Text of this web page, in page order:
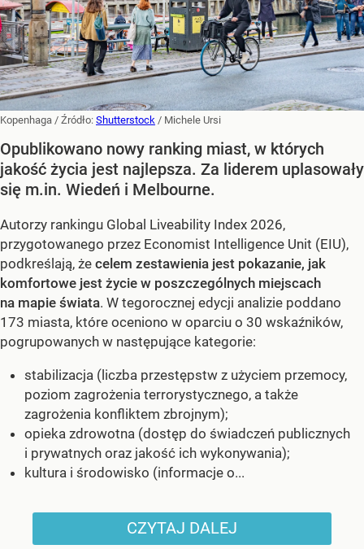
Kopenhaga / Źródło: Shutterstock / Michele Ursi
Opublikowano nowy ranking miast, w których
jakość życia jest najlepsza. Za liderem uplasowały
się m.in. Wiedeń i Melbourne.
Autorzy rankingu Global Liveability Index 2026,
przygotowanego przez Economist Intelligence Unit (EIU),
podkreślają, że celem zestawienia jest pokazanie, jak
komfortowe jest życie w poszczególnych miejscach
na mapie świata. W tegorocznej edycji analizie poddano
173 miasta, które oceniono w oparciu o 30 wskaźników,
pogrupowanych w następujące kategorie:
stabilizacja (liczba przestępstw z użyciem przemocy,
poziom zagrożenia terrorystycznego, a także
zagrożenia konfliktem zbrojnym);
opieka zdrowotna (dostęp do świadczeń publicznych
i prywatnych oraz jakość ich wykonywania);
kultura i środowisko (informacje o...
CZYTAJ DALEJ